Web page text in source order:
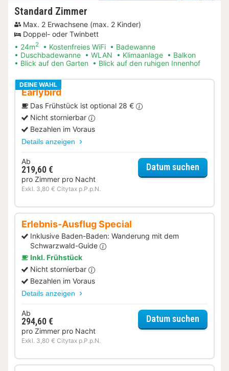
Standard Zimmer
Max. 2 Erwachsene (max. 2 Kinder)
Doppel- oder Twinbett
24m2 Kostenfreies WiFi
Badewanne
Duschbadewanne
WLAN Klimaanlage
Balkon
Blick auf den Garten
Blick auf den ruhigen Innenhof
DEINE WAHL
Earlybird
Das Frühstück ist optional 28 €
Nicht stornierbar
Bezahlen im Voraus
Details anzeigen
Ab
219,60 €
pro Zimmer pro Nacht
Exkl. 3,80 € Citytax p.P.p.N.
Datum suchen
Erlebnis-Ausflug Special
Inklusive Baden-Baden: Wanderung mit dem
Schwarzwald-Guide
Inkl. Frühstück
Nicht stornierbar
Bezahlen im Voraus
Details anzeigen
Ab
294,60 €
pro Zimmer pro Nacht
Exkl. 3,80 € Citytax p.P.p.N.
Datum suchen